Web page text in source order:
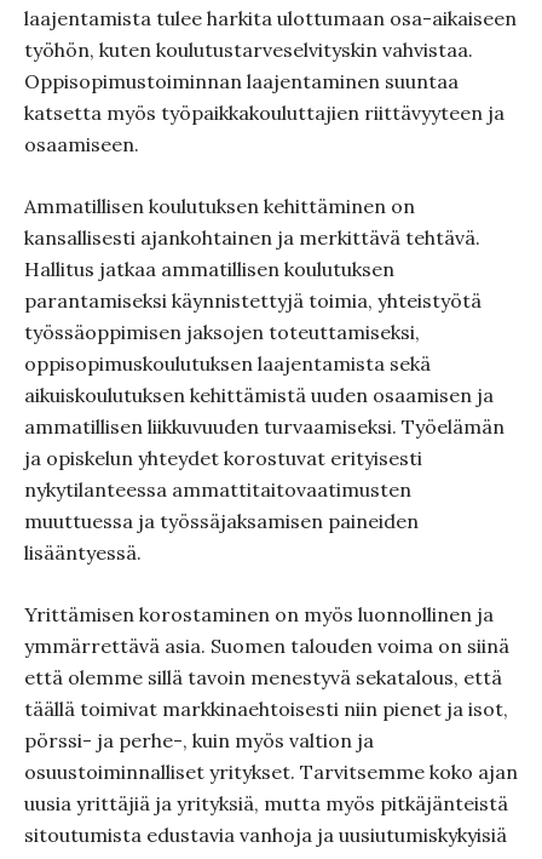
laajentamista tulee harkita ulottumaan osa-aikaiseen
työhön, kuten koulutustarveselvityskin vahvistaa.
Oppisopimustoiminnan laajentaminen suuntaa
katsetta myös työpaikkakouluttajien riittävyyteen ja
osaamiseen.
Ammatillisen koulutuksen kehittäminen on
kansallisesti ajankohtainen ja merkittävä tehtävä.
Hallitus jatkaa ammatillisen koulutuksen
parantamiseksi käynnistettyjä toimia, yhteistyötä
työssäoppimisen jaksojen toteuttamiseksi,
oppisopimuskoulutuksen laajentamista sekä
aikuiskoulutuksen kehittämistä uuden osaamisen ja
ammatillisen liikkuvuuden turvaamiseksi. Työelämän
ja opiskelun yhteydet korostuvat erityisesti
nykytilanteessa ammattitaitovaatimusten
muuttuessa ja työssäjaksamisen paineiden
lisääntyessä.
Yrittämisen korostaminen on myös luonnollinen ja
ymmärrettävä asia. Suomen talouden voima on siinä
että olemme sillä tavoin menestyvä sekatalous, että
täällä toimivat markkinaehtoisesti niin pienet ja isot,
pörssi- ja perhe-, kuin myös valtion ja
osuustoiminnalliset yritykset. Tarvitsemme koko ajan
uusia yrittäjiä ja yrityksiä, mutta myös pitkäjänteistä
sitoutumista edustavia vanhoja ja uusiutumiskykyisiä